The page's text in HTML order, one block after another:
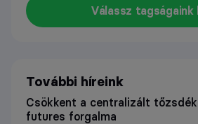
Válassz tagságaink
További híreink
Csökkent a centralizált
futures forgalma